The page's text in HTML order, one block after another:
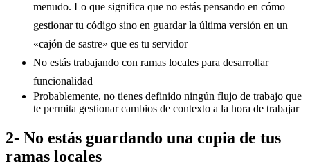
menudo. Lo que significa que no estás pensando en cómo
gestionar tu código sino en guardar la última versión en un
«cajón de sastre» que es tu servidor
No estás trabajando con ramas locales para desarrollar
funcionalidad
Probablemente, no tienes definido ningún flujo de trabajo que
te permita gestionar cambios de contexto a la hora de trabajar
2- No estás guardando una copia de tus
ramas locales